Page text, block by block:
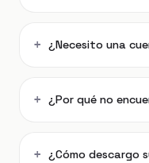
¿Necesito una
¿Por qué no
¿Cómo descargo